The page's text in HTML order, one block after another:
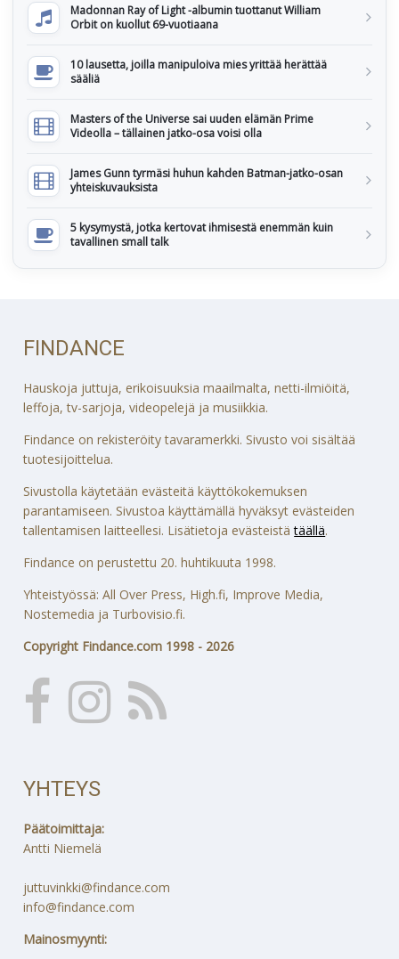
Madonnan Ray of Light -albumin tuottanut William
Orbit on kuollut 69-vuotiaana
10 lausetta, joilla manipuloiva mies yrittää herättää
sääliä
Masters of the Universe sai uuden elämän Prime
Videolla – tällainen jatko-osa voisi olla
James Gunn tyrmäsi huhun kahden Batman-jatko-osan
yhteiskuvauksista
5 kysymystä, jotka kertovat ihmisestä enemmän kuin
tavallinen small talk
FINDANCE
Hauskoja juttuja, erikoisuuksia maailmalta, netti-ilmiöitä,
leffoja, tv-sarjoja, videopelejä ja musiikkia.
Findance on rekisteröity tavaramerkki. Sivusto voi sisältää
tuotesijoittelua.
Sivustolla käytetään evästeitä käyttökokemuksen
parantamiseen. Sivustoa käyttämällä hyväksyt evästeiden
tallentamisen laitteellesi. Lisätietoja evästeistätäällä.
Findance on perustettu 20. huhtikuuta 1998.
Yhteistyössä: All Over Press, High.fi, Improve Media,
Nostemedia ja Turbovisio.fi.
Copyright Findance.com 1998 - 2026
YHTEYS
Päätoimittaja:
Antti Niemelä
juttuvinkki@findance.com
info@findance.com
Mainosmyynti: